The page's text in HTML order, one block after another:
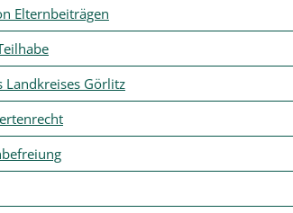
Elternbeiträgen
Landkreises Görlitz